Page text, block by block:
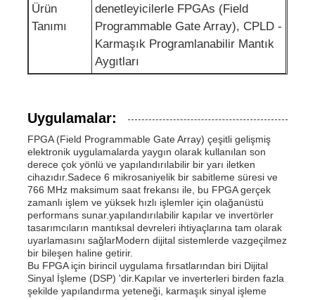
GPS Modülü
Radyo Frekans Modülü
Katı hal rölesi
İletişim Anteni
Bağlayıcı
Güç yönetimi çipi
Ürün
Tanımı
denetleyicilerle FPGAs (Field
Programmable Gate Array), CPLD -
Karmaşık Programlanabilir Mantık
Aygıtları
Uygulamalar:
FPGA (Field Programmable Gate Array) çeşitli gelişmiş
elektronik uygulamalarda yaygın olarak kullanılan son
derece çok yönlü ve yapılandırılabilir bir yarı iletken
cihazıdır.Sadece 6 mikrosaniyelik bir sabitleme süresi ve
766 MHz maksimum saat frekansı ile, bu FPGA gerçek
zamanlı işlem ve yüksek hızlı işlemler için olağanüstü
performans sunar.yapılandırılabilir kapılar ve invertörler
tasarımcıların mantıksal devreleri ihtiyaçlarına tam olarak
uyarlamasını sağlarModern dijital sistemlerde vazgeçilmez
bir bileşen haline getirir.
Bu FPGA için birincil uygulama fırsatlarından biri Dijital
Sinyal İşleme (DSP) 'dir.Kapılar ve inverterleri birden fazla
şekilde yapılandırma yeteneği, karmaşık sinyal işleme